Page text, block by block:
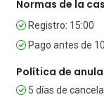
planta) - Céntrico
Información y
puede reservar
estancias de al
grupos de 10
Normas de la
Registro: 15:00
Pago antes de
Política de
5 días de